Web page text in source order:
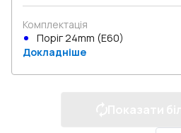
Комплектація
Поріг 24mm (E60)
Докладніше